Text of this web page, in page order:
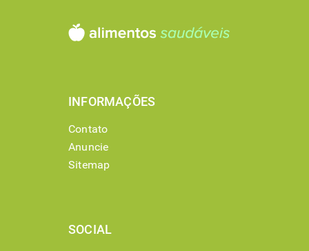
INFORMAÇÕES
Contato
Anuncie
Sitemap
SOCIAL